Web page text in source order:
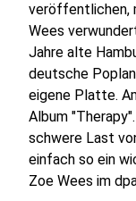
veröffentlichen,
Wees
Jahre alte
deutsche
eigene Platte.
Album
schwere Last
einfach so ein
Zoe Wees im